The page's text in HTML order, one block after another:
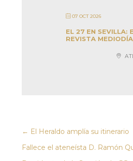
07 OCT 2026
EL 27 EN SEVILLA:
REVISTA MEDIODÍA
← El Heraldo amplía su itinerario
Fallece el ateneísta D. Ramón